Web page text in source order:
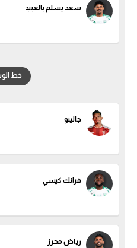
سعد يسلم بالعبيد
خط
جالينو
فرانك كيسي
رياض محرز